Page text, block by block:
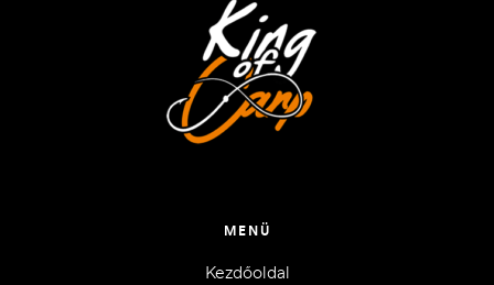
MENÜ
Kezdőoldal